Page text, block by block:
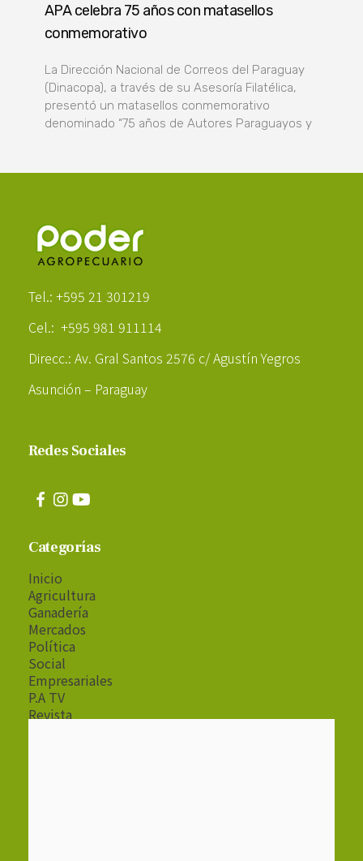
APA celebra 75 años con matasellos
conmemorativo
La Dirección Nacional de Correos del Paraguay
(Dinacopa), a través de su Asesoría Filatélica,
presentó un matasellos conmemorativo
denominado “75 años de Autores Paraguayos y
Tel.: +595 21 301219
Cel.: +595 981 911114
Direcc.: Av. Gral Santos 2576 c/ Agustín Yegros
Asunción – Paraguay
Redes Sociales
Categorías
Inicio
Agricultura
Ganadería
Mercados
Política
Social
Empresariales
P.A TV
Revista